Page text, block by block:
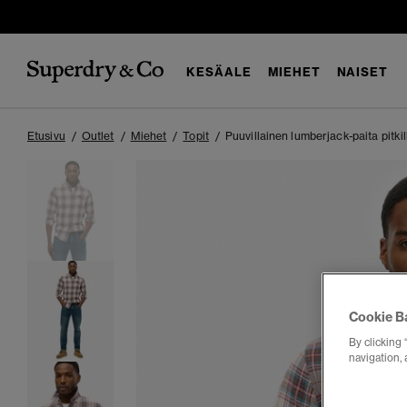
KESÄALE MIEHET NAISET
Etusivu Outlet Miehet Topit Puuvillainen lumberjack-paita
Cookie
By clicking
navigation,